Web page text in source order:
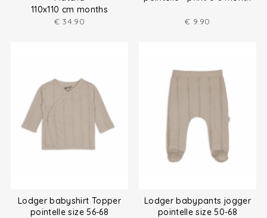
110x110 cm months
€ 34.90 € 9.90
Lodger babyshirt Topper
pointelle size 56-68
Lodger babypants jogger
pointelle size 50-68